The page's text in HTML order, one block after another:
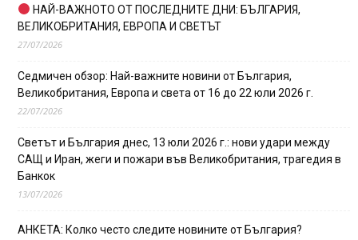
НАЙ-ВАЖНОТО ОТ ПОСЛЕДНИТЕ ДНИ: БЪЛГАРИЯ,
ВЕЛИКОБРИТАНИЯ, ЕВРОПА И СВЕТЪТ
27/07/2026
Седмичен обзор: Най-важните новини от България,
Великобритания, Европа и света от 16 до 22 юли 2026 г.
22/07/2026
Светът и България днес, 13 юли 2026 г.: нови удари между
САЩ и Иран, жеги и пожари във Великобритания, трагедия в
Банкок
13/07/2026
АНКЕТА: Колко често следите новините от България?